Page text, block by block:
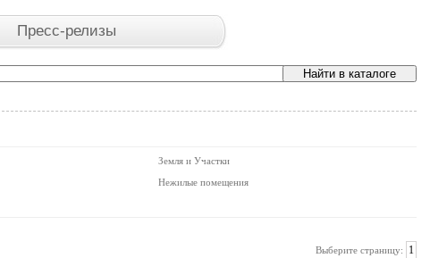
Пресс-релизы
Земля и Участки
Нежилые помещения
Выберите страницу: 1